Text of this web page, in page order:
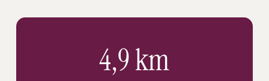
4,9 km